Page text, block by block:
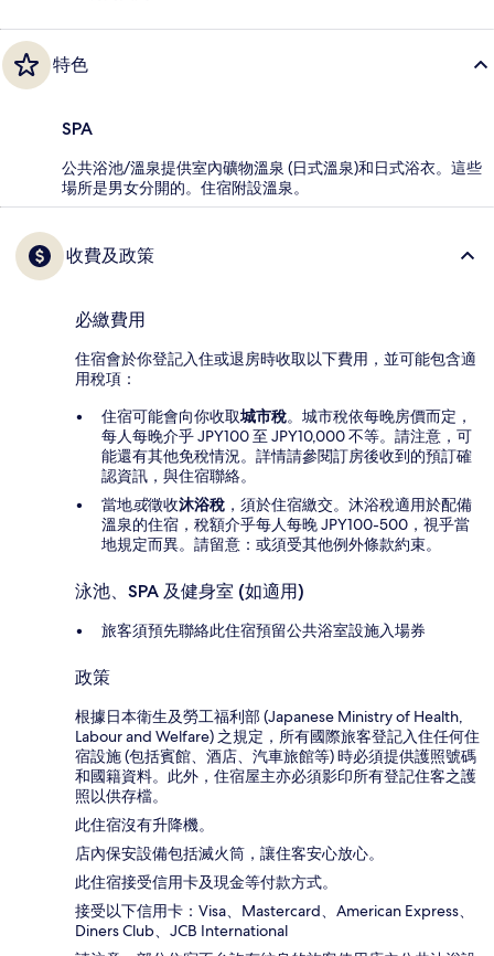
特色
SPA
公共浴池/溫泉提供室內礦物溫泉 (日式溫泉)和日式浴衣。這些
場所是男女分開的。住宿附設溫泉。
收費及政策
必繳費用
住宿會於你登記入住或退房時收取以下費用，並可能包含適
用稅項：
住宿可能會向你收取城市稅。城市稅依每晚房價而定，
每人每晚介乎 JPY100 至 JPY10,000 不等。請注意，可
能還有其他免稅情況。詳情請參閱訂房後收到的預訂確
認資訊，與住宿聯絡。
當地或徵收沐浴稅 ，須於住宿繳交。沐浴稅適用於配備
溫泉的住宿，稅額介乎每人每晚 JPY100-500，視乎當
地規定而異。請留意：或須受其他例外條款約束。
泳池、SPA 及健身室 (如適用)
旅客須預先聯絡此住宿預留公共浴室設施入場券
政策
根據日本衛生及勞工福利部 (Japanese Ministry of Health,
Labour and Welfare) 之規定，所有國際旅客登記入住任何住
宿設施 (包括賓館、酒店、汽車旅館等) 時必須提供護照號碼
和國籍資料。此外，住宿屋主亦必須影印所有登記住客之護
照以供存檔。
此住宿沒有升降機。
店內保安設備包括滅火筒，讓住客安心放心。
此住宿接受信用卡及現金等付款方式。
接受以下信用卡：Visa、Mastercard、American Express、
Diners Club、JCB International